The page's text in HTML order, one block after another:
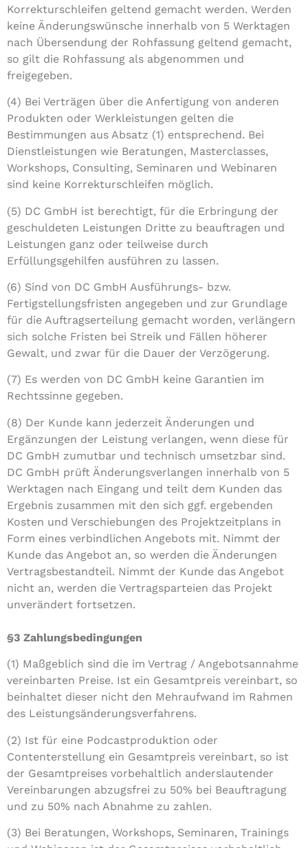
Korrekturschleifen geltend gemacht werden. Werden
keine Änderungswünsche innerhalb von 5 Werktagen
nach Übersendung der Rohfassung geltend gemacht,
so gilt die Rohfassung als abgenommen und
freigegeben.
(4) Bei Verträgen über die Anfertigung von anderen
Produkten oder Werkleistungen gelten die
Bestimmungen aus Absatz (1) entsprechend. Bei
Dienstleistungen wie Beratungen, Masterclasses,
Workshops, Consulting, Seminaren und Webinaren
sind keine Korrekturschleifen möglich.
(5) DC GmbH ist berechtigt, für die Erbringung der
geschuldeten Leistungen Dritte zu beauftragen und
Leistungen ganz oder teilweise durch
Erfüllungsgehilfen ausführen zu lassen.
(6) Sind von DC GmbH Ausführungs- bzw.
Fertigstellungsfristen angegeben und zur Grundlage
für die Auftragserteilung gemacht worden, verlängern
sich solche Fristen bei Streik und Fällen höherer
Gewalt, und zwar für die Dauer der Verzögerung.
(7) Es werden von DC GmbH keine Garantien im
Rechtssinne gegeben.
(8) Der Kunde kann jederzeit Änderungen und
Ergänzungen der Leistung verlangen, wenn diese für
DC GmbH zumutbar und technisch umsetzbar sind.
DC GmbH prüft Änderungsverlangen innerhalb von 5
Werktagen nach Eingang und teilt dem Kunden das
Ergebnis zusammen mit den sich ggf. ergebenden
Kosten und Verschiebungen des Projektzeitplans in
Form eines verbindlichen Angebots mit. Nimmt der
Kunde das Angebot an, so werden die Änderungen
Vertragsbestandteil. Nimmt der Kunde das Angebot
nicht an, werden die Vertragsparteien das Projekt
unverändert fortsetzen.
§3 Zahlungsbedingungen
(1) Maßgeblich sind die im Vertrag / Angebotsannahme
vereinbarten Preise. Ist ein Gesamtpreis vereinbart, so
beinhaltet dieser nicht den Mehraufwand im Rahmen
des Leistungsänderungsverfahrens.
(2) Ist für eine Podcastproduktion oder
Contenterstellung ein Gesamtpreis vereinbart, so ist
der Gesamtpreises vorbehaltlich anderslautender
Vereinbarungen abzugsfrei zu 50% bei Beauftragung
und zu 50% nach Abnahme zu zahlen.
(3) Bei Beratungen, Workshops, Seminaren, Trainings